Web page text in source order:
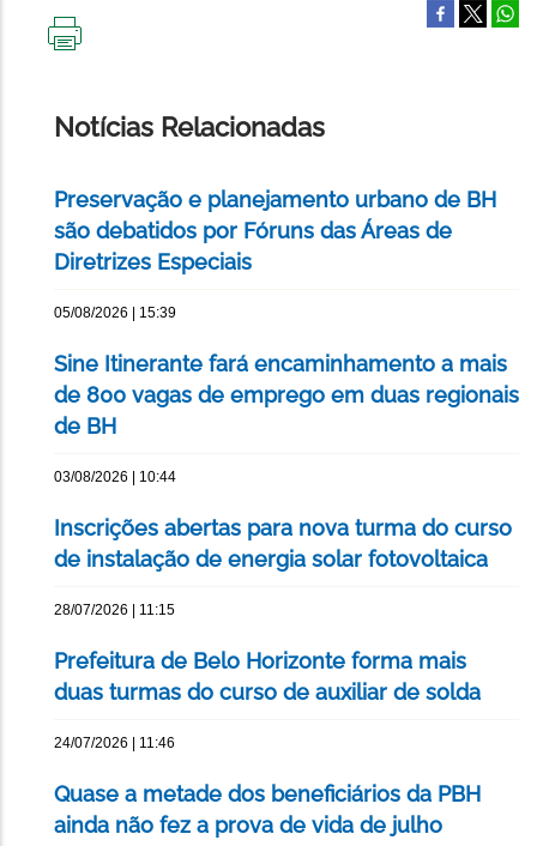
Notícias Relacionadas
Preservação e planejamento urbano de BH
são debatidos por Fóruns das Áreas de
Diretrizes Especiais
05/08/2026 | 15:39
Sine Itinerante fará encaminhamento a mais
de 800 vagas de emprego em duas regionais
de BH
03/08/2026 | 10:44
Inscrições abertas para nova turma do curso
de instalação de energia solar fotovoltaica
28/07/2026 | 11:15
Prefeitura de Belo Horizonte forma mais
duas turmas do curso de auxiliar de solda
24/07/2026 | 11:46
Quase a metade dos beneficiários da PBH
ainda não fez a prova de vida de julho